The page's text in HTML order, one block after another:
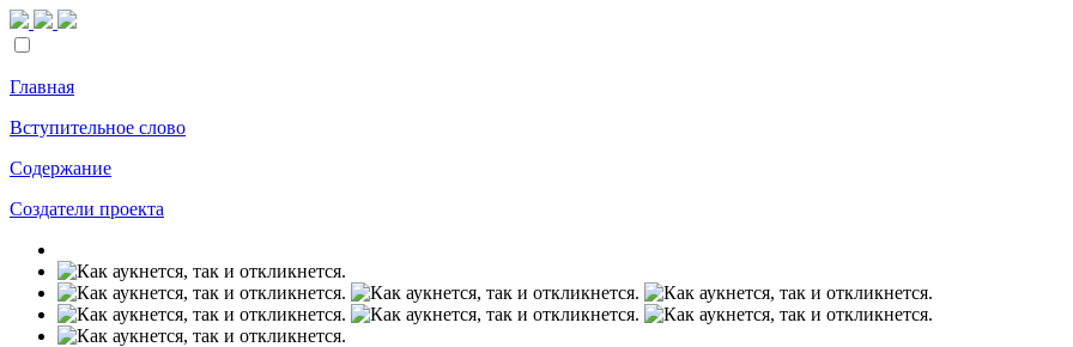
Главная
Вступительное слово
Содержание
Создатели проекта